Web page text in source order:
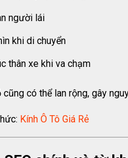
người lái
khi di chuyển
thân xe khi va chạm
có thể lan rộng, gây
Kính Ô Tô Giá Rẻ